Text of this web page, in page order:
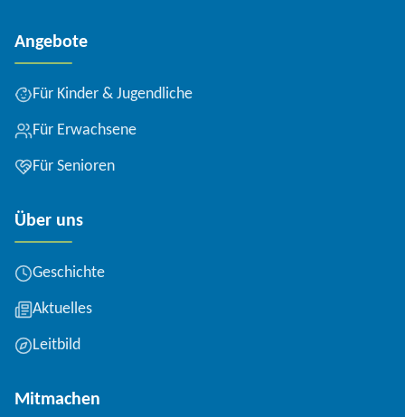
Angebote
Für Kinder & Jugendliche
Für Erwachsene
Für Senioren
Über uns
Geschichte
Aktuelles
Leitbild
Mitmachen